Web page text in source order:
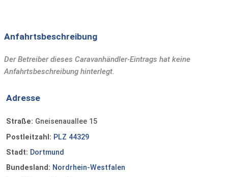
Anfahrtsbeschreibung
Der Betreiber dieses Caravanhändler-Eintrags hat keine
Anfahrtsbeschreibung hinterlegt.
Adresse
Straße: Gneisenauallee 15
Postleitzahl: PLZ 44329
Stadt: Dortmund
Bundesland: Nordrhein-Westfalen